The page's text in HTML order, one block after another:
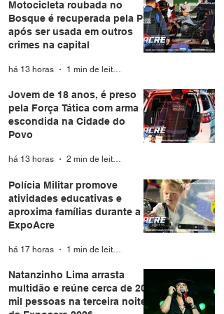
Motocicleta roubada no
Bosque é recuperada pela PM
após ser usada em outros
crimes na capital
há 13 horas
Jovem de 18 anos, é preso
pela Força Tática com arma
escondida na Cidade do
Povo
há 13 horas 2 min de leitura
Polícia Militar promove
atividades educativas e
aproxima famílias durante a
ExpoAcre
há 17 horas
Natanzinho Lima arrasta
multidão e reúne cerca de 20
mil pessoas na terceira noite